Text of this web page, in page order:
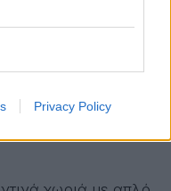
Privacy Policy
στην περιοχή
κράτηση)
μονοήμερη.